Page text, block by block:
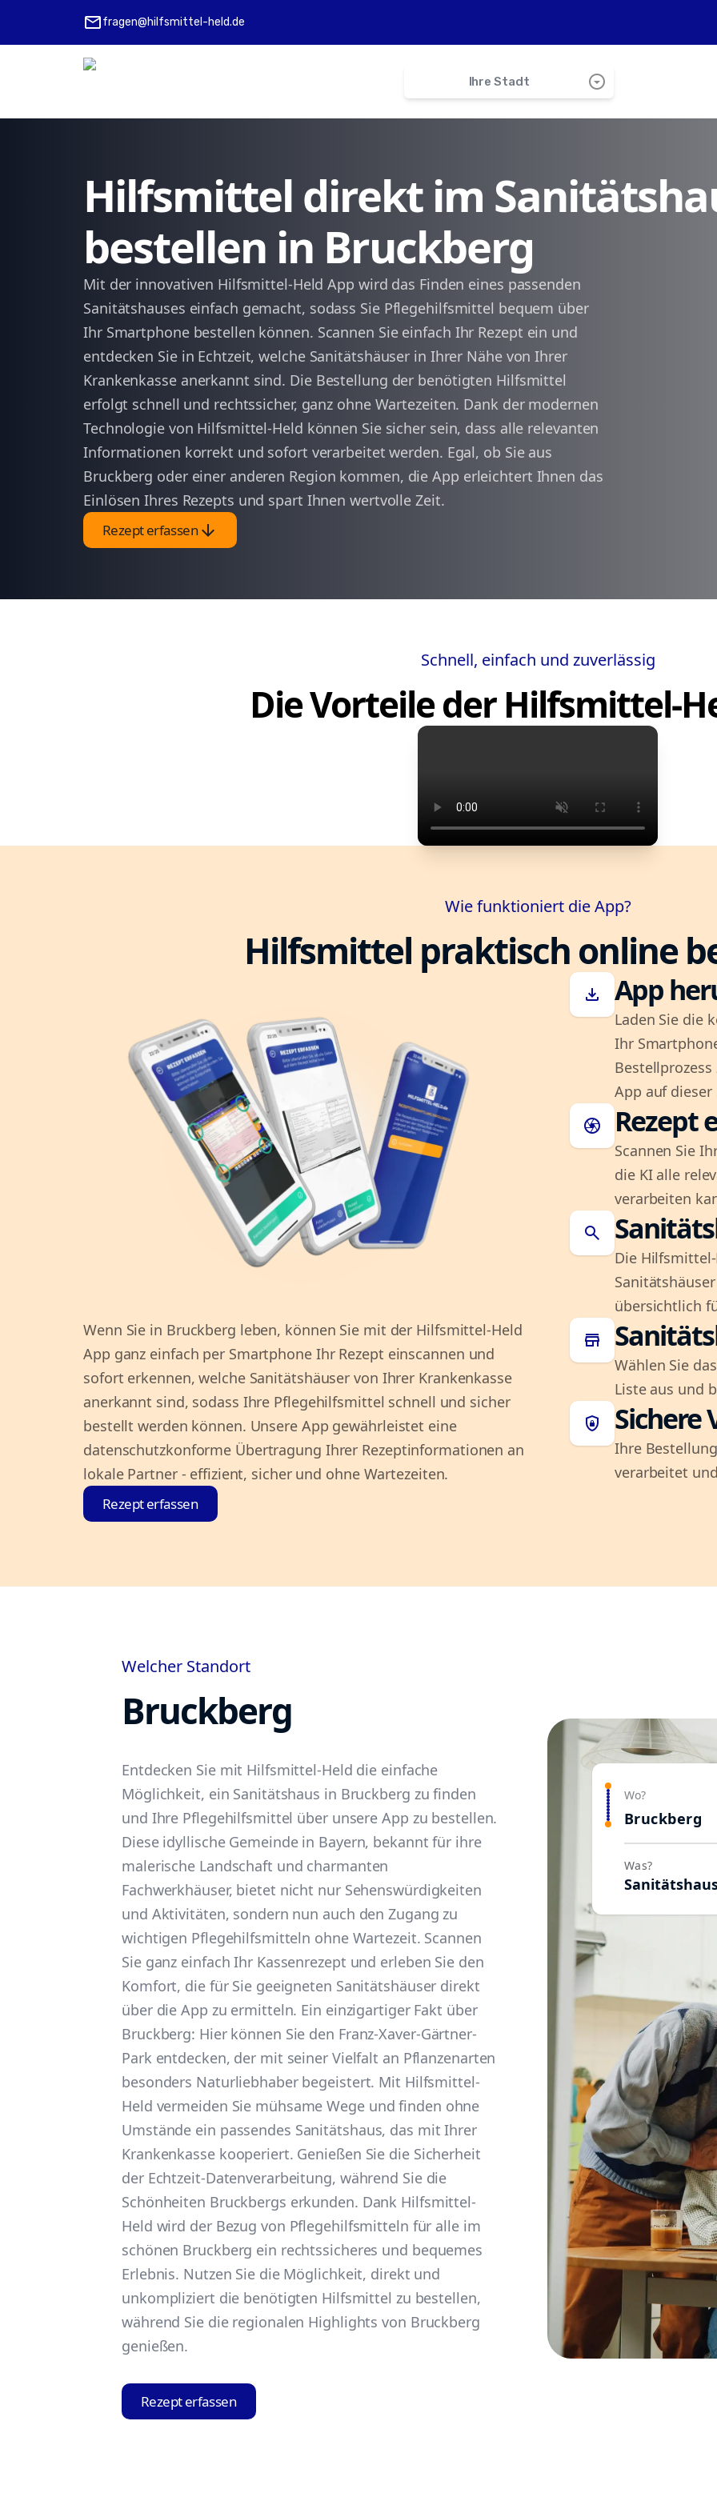
mailfragen@hilfsmittel-held.de
Ihre Stadt arrow_drop_down_circle
Dietenhofen
Petersaurach
Heilsbronn
Großhabersdorf
arrow_back 1 arrow_forward
Hilfsmittel direkt im
bestellen in Bruckberg
Mit der innovativen Hilfsmittel-Held App wird das Finden eines passenden
Sanitätshauses einfach gemacht, sodass Sie Pflegehilfsmittel bequem über
Ihr Smartphone bestellen können. Scannen Sie einfach Ihr Rezept ein und
entdecken Sie in Echtzeit, welche Sanitätshäuser in Ihrer Nähe von Ihrer
Krankenkasse anerkannt sind. Die Bestellung der benötigten Hilfsmittel
erfolgt schnell und rechtssicher, ganz ohne Wartezeiten. Dank der modernen
Technologie von Hilfsmittel-Held können Sie sicher sein, dass alle relevanten
Informationen korrekt und sofort verarbeitet werden. Egal, ob Sie aus
Bruckberg oder einer anderen Region kommen, die App erleichtert Ihnen das
Einlösen Ihres Rezepts und spart Ihnen wertvolle Zeit.
Rezept erfassenarrow_downward
Schnell, einfach und zuverlässig
Die Vorteile der Hilfsmittel-
Wie funktioniert die App?
Hilfsmittel praktisch online
Wenn Sie in Bruckberg leben, können Sie mit der Hilfsmittel-Held
App ganz einfach per Smartphone Ihr Rezept einscannen und
sofort erkennen, welche Sanitätshäuser von Ihrer Krankenkasse
anerkannt sind, sodass Ihre Pflegehilfsmittel schnell und sicher
bestellt werden können. Unsere App gewährleistet eine
datenschutzkonforme Übertragung Ihrer Rezeptinformationen an
lokale Partner - effizient, sicher und ohne Wartezeiten.
Rezept erfassen
download App
Laden Sie die
Ihr
App auf dieser
camera Rezept
Scannen Sie
die KI alle
verarbeiten
search
Die
übersichtlich
store
Wählen Sie
Liste aus und
shield_lock Sichere
Ihre
verarbeitet
Welcher Standort
Bruckberg
Entdecken Sie mit Hilfsmittel-Held die einfache
Möglichkeit, ein Sanitätshaus in Bruckberg zu finden
und Ihre Pflegehilfsmittel über unsere App zu bestellen.
Diese idyllische Gemeinde in Bayern, bekannt für ihre
malerische Landschaft und charmanten
Fachwerkhäuser, bietet nicht nur Sehenswürdigkeiten
und Aktivitäten, sondern nun auch den Zugang zu
wichtigen Pflegehilfsmitteln ohne Wartezeit. Scannen
Sie ganz einfach Ihr Kassenrezept und erleben Sie den
Komfort, die für Sie geeigneten Sanitätshäuser direkt
über die App zu ermitteln. Ein einzigartiger Fakt über
Bruckberg: Hier können Sie den Franz-Xaver-Gärtner-
Park entdecken, der mit seiner Vielfalt an Pflanzenarten
besonders Naturliebhaber begeistert. Mit Hilfsmittel-
Held vermeiden Sie mühsame Wege und finden ohne
Umstände ein passendes Sanitätshaus, das mit Ihrer
Krankenkasse kooperiert. Genießen Sie die Sicherheit
der Echtzeit-Datenverarbeitung, während Sie die
Schönheiten Bruckbergs erkunden. Dank Hilfsmittel-
Held wird der Bezug von Pflegehilfsmitteln für alle im
schönen Bruckberg ein rechtssicheres und bequemes
Erlebnis. Nutzen Sie die Möglichkeit, direkt und
unkompliziert die benötigten Hilfsmittel zu bestellen,
während Sie die regionalen Highlights von Bruckberg
genießen.
Rezept erfassen
Wo?
Bruckberg
Was?